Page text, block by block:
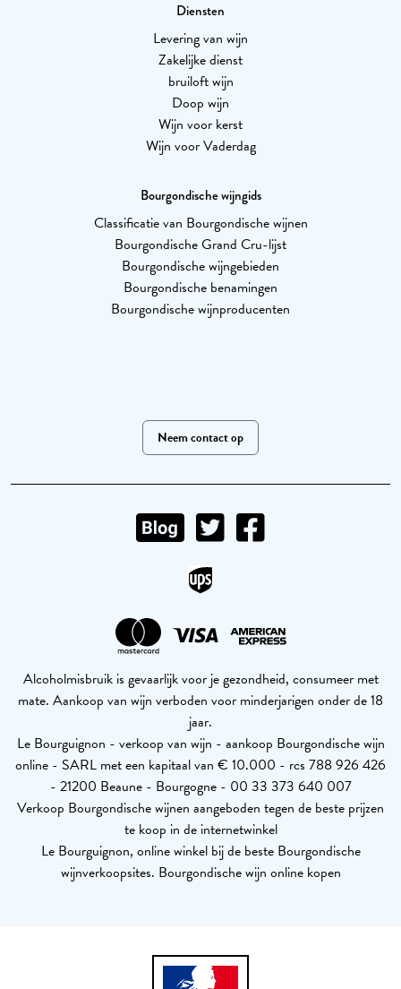
Diensten
Levering van wijn
Zakelijke dienst
bruiloft wijn
Doop wijn
Wijn voor kerst
Wijn voor Vaderdag
Bourgondische wijngids
Classificatie van Bourgondische wijnen
Bourgondische Grand Cru-lijst
Bourgondische wijngebieden
Bourgondische benamingen
Bourgondische wijnproducenten
Neem contact op
Alcoholmisbruik is gevaarlijk voor je gezondheid, consumeer met
mate. Aankoop van wijn verboden voor minderjarigen onder de 18
jaar.
Le Bourguignon - verkoop van wijn - aankoop Bourgondische wijn
online - SARL met een kapitaal van € 10.000 - rcs 788 926 426
- 21200 Beaune - Bourgogne - 00 33 373 640 007
Verkoop Bourgondische wijnen aangeboden tegen de beste prijzen
te koop in de internetwinkel
Le Bourguignon, online winkel bij de beste Bourgondische
wijnverkoopsites. Bourgondische wijn online kopen